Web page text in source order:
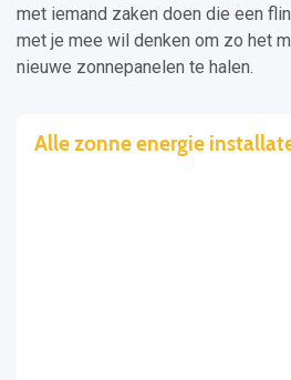
met iemand zaken doen die een
met je mee wil denken om zo het
nieuwe zonnepanelen te halen.
Alle zonne energie